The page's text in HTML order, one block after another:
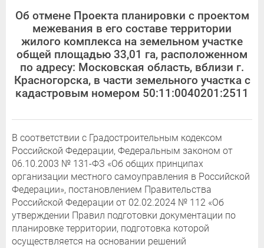
Об отмене Проекта планировки с проектом
межевания в его составе территории
жилого комплекса на земельном участке
общей площадью 33,01 га, расположенном
по адресу: Московская область, вблизи г.
Красногорска, в части земельного участка с
кадастровым номером 50:11:0040201:2511
В соответствии с Градостроительным кодексом
Российской Федерации, Федеральным законом от
06.10.2003 № 131-ФЗ «Об общих принципах
организации местного самоуправления в Российской
Федерации», постановлением Правительства
Российской Федерации от 02.02.2024 № 112 «Об
утверждении Правил подготовки документации по
планировке территории, подготовка которой
осуществляется на основании решений